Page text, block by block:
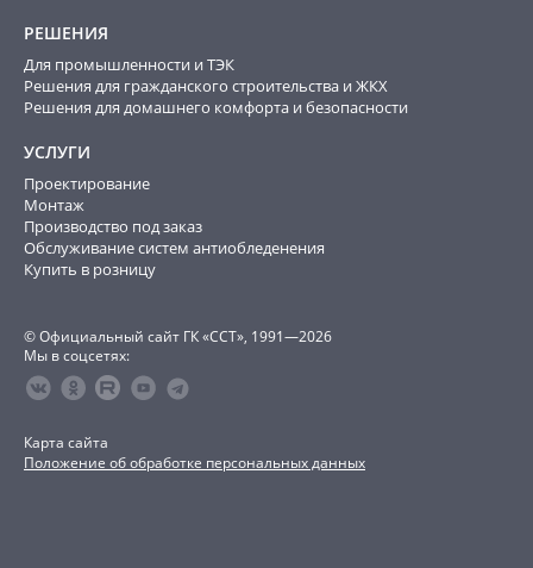
РЕШЕНИЯ
Для промышленности и ТЭК
Решения для гражданского строительства и ЖКХ
Решения для домашнего комфорта и безопасности
УСЛУГИ
Проектирование
Монтаж
Производство под заказ
Обслуживание систем антиобледенения
Купить в розницу
© Официальный сайт ГК «ССТ», 1991—2026
Мы в соцсетях:
Карта сайта
Положение об обработке персональных данных